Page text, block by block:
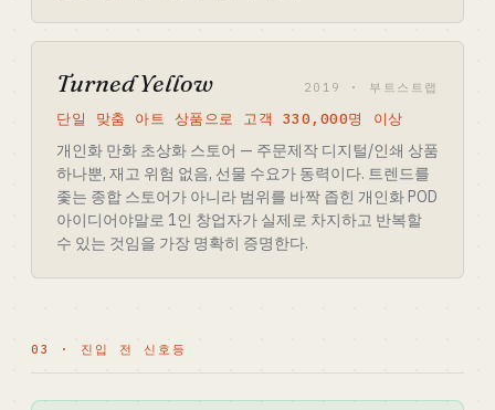
Turned Yellow 2019 · 부트스트랩
단일 맞춤 아트 상품으로 고객 330,000명 이상
개인화 만화 초상화 스토어 — 주문제작 디지털/인쇄 상품
하나뿐, 재고 위험 없음, 선물 수요가 동력이다. 트렌드를
좇는 종합 스토어가 아니라 범위를 바짝 좁힌 개인화 POD
아이디어야말로 1인 창업자가 실제로 차지하고 반복할
수 있는 것임을 가장 명확히 증명한다.
03 · 진입 전 신호등